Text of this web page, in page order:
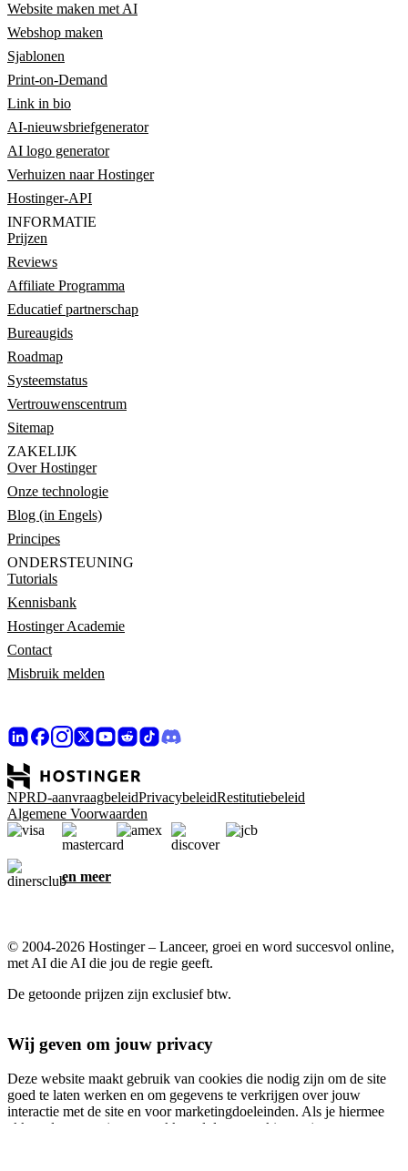
Website maken met AI
Webshop maken
Sjablonen
Print-on-Demand
Link in bio
AI-nieuwsbriefgenerator
AI logo generator
Verhuizen naar Hostinger
Hostinger-API
INFORMATIE
Prijzen
Reviews
Affiliate Programma
Educatief partnerschap
Bureaugids
Roadmap
Systeemstatus
Vertrouwenscentrum
Sitemap
ZAKELIJK
Over Hostinger
Onze technologie
Blog (in Engels)
Principes
ONDERSTEUNING
Tutorials
Kennisbank
Hostinger Academie
Contact
Misbruik melden
NPRD-aanvraagbeleidPrivacybeleidRestitutiebeleid
Algemene Voorwaarden
en meer
© 2004-2026 Hostinger – Lanceer, groei en word succesvol online,
met AI die AI die jou de regie geeft.
De getoonde prijzen zijn exclusief btw.
Wij geven om jouw privacy
Deze website maakt gebruik van cookies die nodig zijn om de site
goed te laten werken en om gegevens te verkrijgen over jouw
interactie met de site en voor marketingdoeleinden. Als je hiermee
akkoord gaat, ga je ermee akkoord dat er cookies op je apparaat